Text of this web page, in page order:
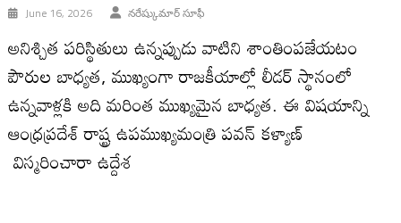
June 16, 2026 నరేష్కుమార్ సూఫీ
అనిశ్చిత పరిస్థితులు ఉన్నప్పుడు వాటిని శాంతింపజేయటం
పౌరుల బాధ్యత, ముఖ్యంగా రాజకీయాల్లో లీడర్ స్థానంలో
ఉన్నవాళ్లకి అది మరింత ముఖ్యమైన బాధ్యత. ఈ విషయాన్ని
ఆంధ్రప్రదేశ్ రాష్ట్ర ఉపముఖ్యమంత్రి పవన్ కళ్యాణ్
విస్మరించారా ఉద్దేశ